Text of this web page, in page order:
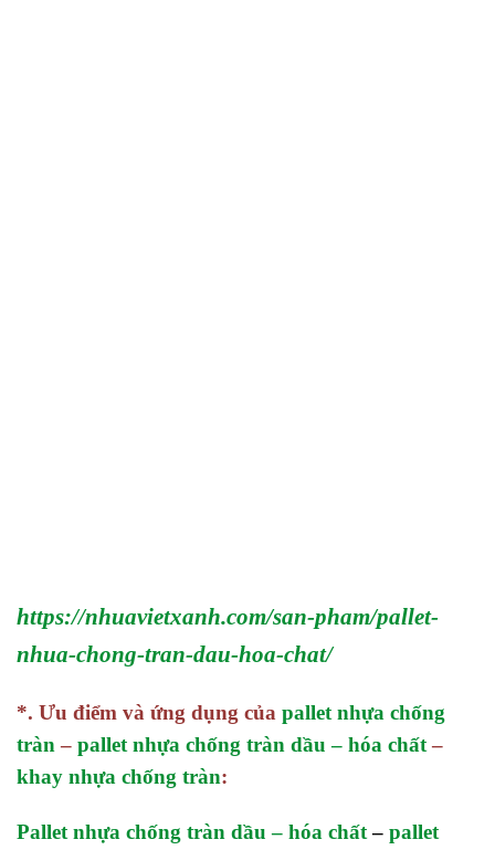
https://nhuavietxanh.com/san-pham/pallet-
nhua-chong-tran-dau-hoa-chat/
*. Ưu điểm và ứng dụng của pallet nhựa chống
tràn – pallet nhựa chống tràn dầu – hóa chất–
khay nhựa chống tràn:
Pallet nhựa chống tràn dầu – hóa chất– pallet